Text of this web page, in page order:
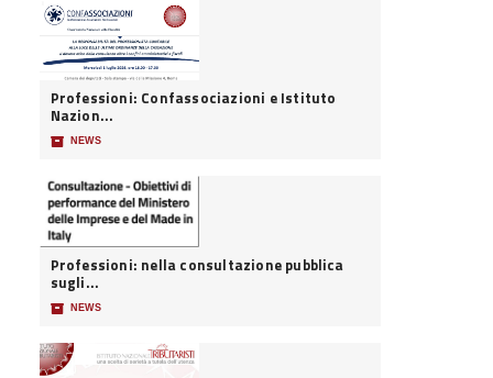
Professioni: Confassociazioni e Istituto
Nazion...
📦 NEWS
Professioni: nella consultazione pubblica
sugli...
📦 NEWS